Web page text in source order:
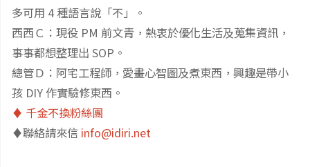
到
真
是
多可用 4 種語言說「不」。
西西Ｃ：現役 PM 前文青，熱衷於優化生活及蒐集資訊，
事事都想整理出 SOP。
總管Ｄ：阿宅工程師，愛畫心智圖及煮東西，興趣是帶小
孩 DIY 作實驗修東西。
♦️ 千金不換粉絲團
♦️聯絡請來信 info@idiri.net